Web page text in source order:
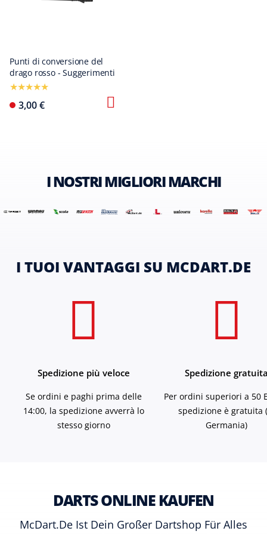
Punti di conversione del
drago rosso - Suggerimenti
3,00 €
I NOSTRI MIGLIORI MARCHI
I TUOI VANTAGGI SU MCDART.DE
Spedizione più veloce
Se ordini e paghi prima delle
14:00, la spedizione avverrà lo
stesso giorno
Spedizione
Per ordini superiori a 50
spedizione è gratuita
Germania)
DARTS ONLINE KAUFEN
McDart.de Ist Dein Großer Dartshop Für Alles